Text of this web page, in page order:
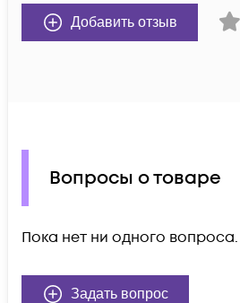
Добавить отзыв
Вопросы о товаре
Пока нет ни одного вопроса.
Задать вопрос